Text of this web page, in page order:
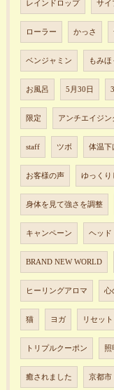
レインドロップ サイ
ローラー かっさ
ベンジャミン もみほ
お風呂 5月30日
限定 アンチエイジン
staff ツボ 体温下
お客様の声 ゆっくり
身体を見て強さを調整
キャンペーン ヘッド
BRAND NEW WORLD
ヒーリングアロマ 心
猫 ヨガ リセット
トリプルクーポン 照
癒されました 京都